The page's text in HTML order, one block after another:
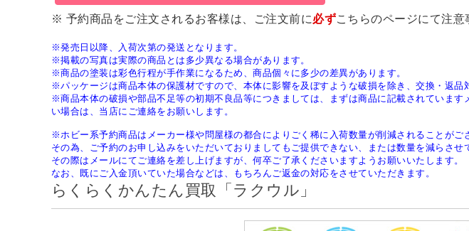
※ 予約商品をご注文されるお客様は、ご注文前に必ずこちらのページにて注意
※発売日以降、入荷次第の発送となります。
※掲載の写真は実際の商品とは多少異なる場合があります。
※商品の塗装は彩色行程が手作業になるため、商品個々に多少の差異があります。
※パッケージは商品本体の保護材ですので、本体に影響を及ぼすような破損を除き、交換・返品
※商品本体の破損や部品不足等の初期不良品等につきましては、まずは商品に記載されていま
い場合は、当店にご連絡をお願いします。
※ホビー系予約商品はメーカー様や問屋様の都合によりごく稀に入荷数量が削減されることがご
その為、ご予約のお申し込みをいただいておりましてもご提供できない、または数量を減らさせ
その際はメールにてご連絡を差し上げますが、何卒ご了承くださいますようお願いいたします。
なお、既にご入金頂いていた場合などは、もちろんご返金の対応をさせていただきます。
らくらくかんたん買取「ラクウル」